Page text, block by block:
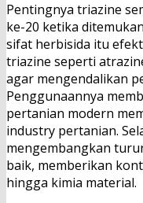
Pentingnya triazine
ke-20 ketika
sifat herbisida itu
triazine seperti
agar mengendalikan
Penggunaannya
pertanian modern
industry pertanian.
mengembangkan
baik, memberikan
hingga kimia material.